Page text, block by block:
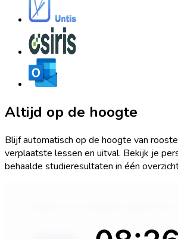
Altijd op de hoogte
Blijf automatisch op de hoogte van
verplaatste lessen en uitval. Bekijk je
behaalde studieresultaten in één